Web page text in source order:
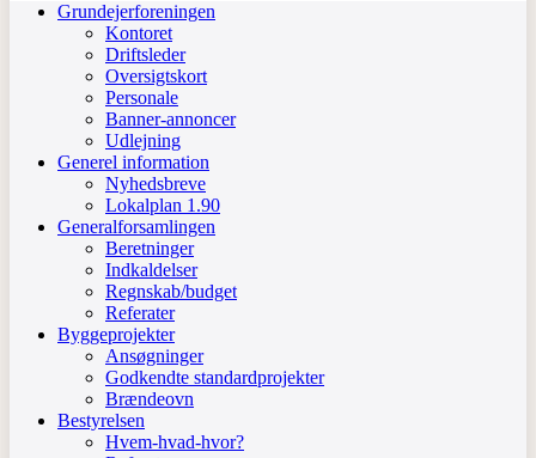
Grundejerforeningen
Kontoret
Driftsleder
Oversigtskort
Personale
Banner-annoncer
Udlejning
Generel information
Nyhedsbreve
Lokalplan 1.90
Generalforsamlingen
Beretninger
Indkaldelser
Regnskab/budget
Referater
Byggeprojekter
Ansøgninger
Godkendte standardprojekter
Brændeovn
Bestyrelsen
Hvem-hvad-hvor?